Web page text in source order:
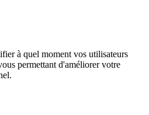
à quel moment vos utilisateurs
permettant d'améliorer votre